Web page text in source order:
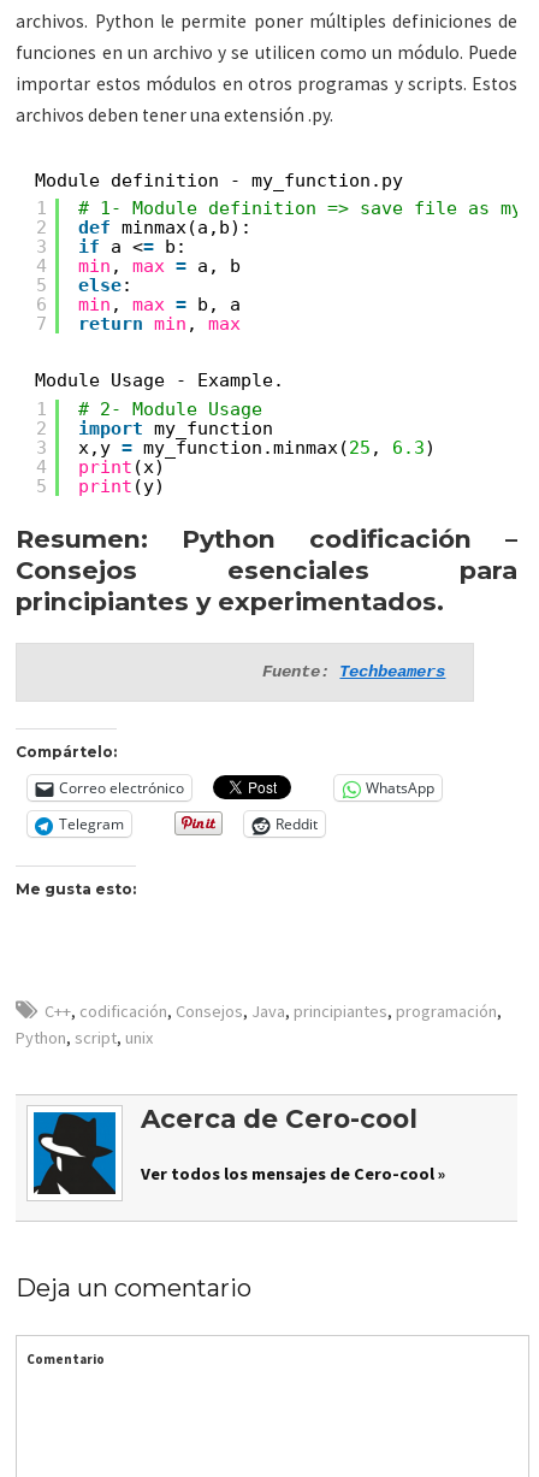
archivos. Python le permite poner múltiples definiciones de
funciones en un archivo y se utilicen como un módulo. Puede
importar estos módulos en otros programas y scripts. Estos
archivos deben tener una extensión .py.
Module definition - my_function.py
1
2
3
4
5
6
7
# 1- Module definition => save file as
def minmax(a,b):
if
a <=
b:
min , max = a, b
else:
min , max =
b, a
return min , max
Module Usage - Example.
1
2
3
4
5
# 2- Module Usage
import my_function
x,y = my_function.minmax(25 , 6.3)
print (x)
print (y)
Resumen: Python codificación –
Consejos esenciales para
principiantes y experimentados.
Fuente: Techbeamers
Compártelo:
Correo electrónico
WhatsApp
Telegram
Reddit
Me gusta esto:
C++, codificación, Consejos, Java, principiantes, programación,
Python, script, unix
Acerca de Cero-cool
Ver todos los mensajes de Cero-cool »
Deja un comentario
Comentario